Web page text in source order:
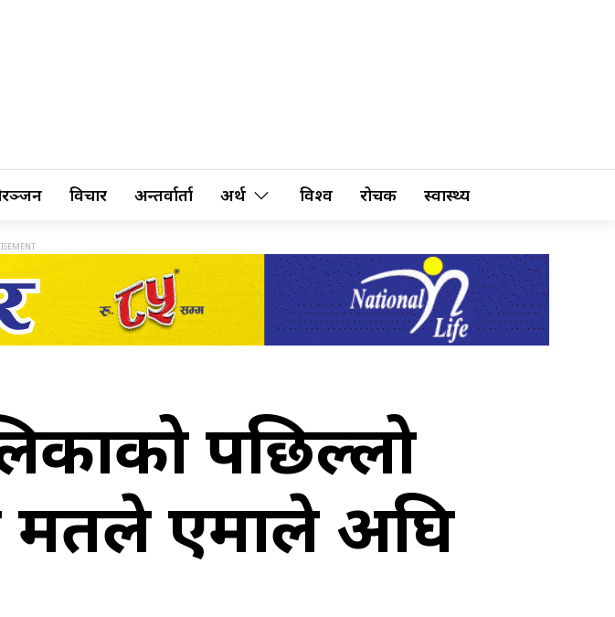
विचार अन्तर्वार्ता अर्थ विश्व रोचक स्वास्थ्य
पछिल्लो
मतले एमाले अघि